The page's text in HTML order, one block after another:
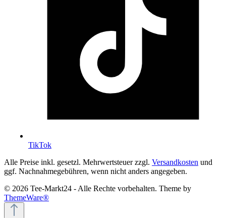
TikTok
Alle Preise inkl. gesetzl. Mehrwertsteuer zzgl. Versandkosten und
ggf. Nachnahmegebühren, wenn nicht anders angegeben.
© 2026 Tee-Markt24 - Alle Rechte vorbehalten. Theme by
ThemeWare®